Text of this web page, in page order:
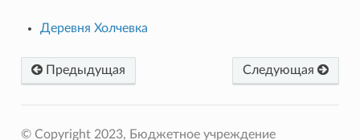
Деревня Холчевка
Предыдущая Следующая
© Copyright 2023, Бюджетное учреждение